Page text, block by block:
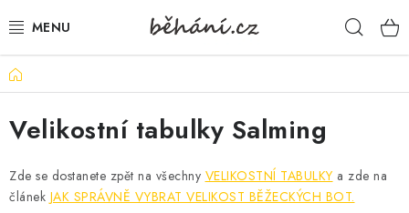
na
BOTY PÁNSKÉ
BOTY DÁMSKÉ
PÁNSKÉ OBLEČENÍ
Domů
Velikostní tabulky Salming
Zde se dostanete zpět na všechny VELIKOSTNÍ TABULKY a zde na
článek JAK SPRÁVNĚ VYBRAT VELIKOST BĚŽECKÝCH BOT.